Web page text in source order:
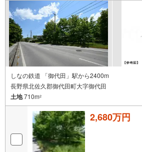
しなの鉄道 「御代田」駅から2400m
長野県北佐久郡御代田町大字御代田
土地710m2
2,680万円